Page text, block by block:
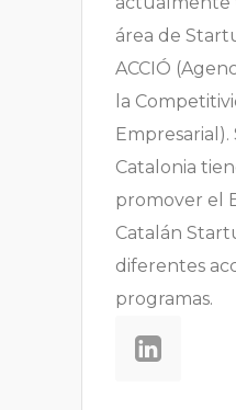
área de
ACCIÓ
la
Catalonia
promover el
Catalán
diferentes
programas.